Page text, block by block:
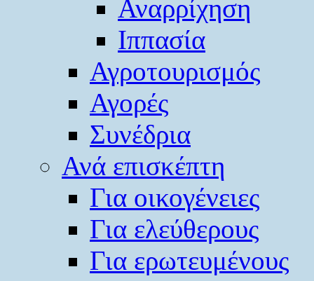
Αναρρίχηση
Ιππασία
Αγροτουρισμός
Αγορές
Συνέδρια
Ανά επισκέπτη
Για οικογένειες
Για ελεύθερους
Για ερωτευμένους